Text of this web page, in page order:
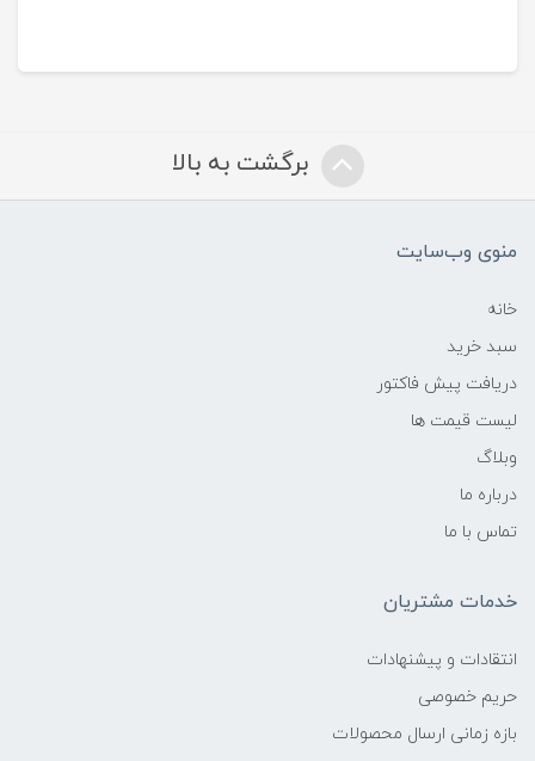
برگشت به بالا
منوی وب‌سایت
خانه
سبد خرید
دریافت پیش فاکتور
لیست قیمت ها
وبلاگ
درباره ما
تماس با ما
خدمات مشتریان
انتقادات و پیشنهادات
حریم خصوصی
بازه زمانی ارسال محصولات